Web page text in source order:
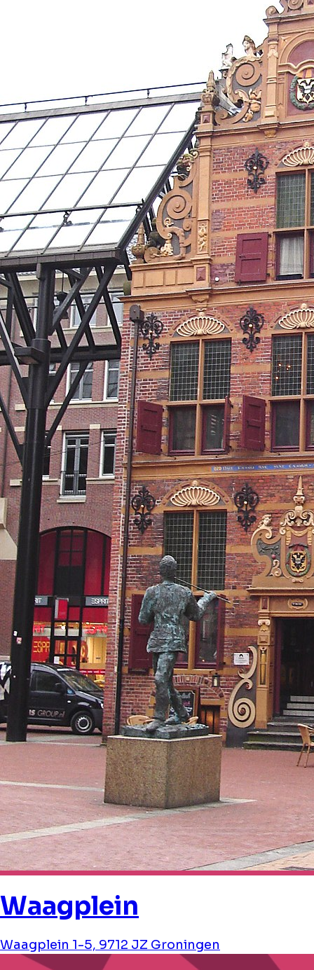
Waagplein
Waagplein 1-5, 9712 JZ Groningen